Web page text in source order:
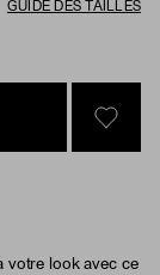
GUIDE DES TAILLES
SIGN
votre look avec ce